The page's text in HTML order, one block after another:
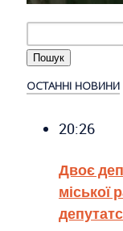
ОСТАННІ НОВИНИ
20:26
Двоє
міської